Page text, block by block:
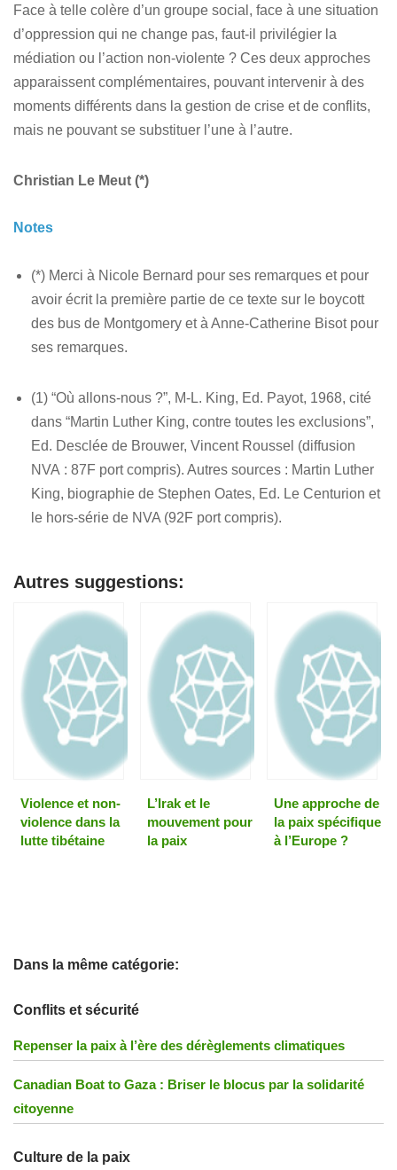
Face à telle colère d’un groupe social, face à une situation
d’oppression qui ne change pas, faut-il privilégier la
médiation ou l’action non-violente ? Ces deux approches
apparaissent complémentaires, pouvant intervenir à des
moments différents dans la gestion de crise et de conflits,
mais ne pouvant se substituer l’une à l’autre.
Christian Le Meut (*)
Notes
(*) Merci à Nicole Bernard pour ses remarques et pour
avoir écrit la première partie de ce texte sur le boycott
des bus de Montgomery et à Anne-Catherine Bisot pour
ses remarques.
(1) “Où allons-nous ?”, M-L. King, Ed. Payot, 1968, cité
dans “Martin Luther King, contre toutes les exclusions”,
Ed. Desclée de Brouwer, Vincent Roussel (diffusion
NVA : 87F port compris). Autres sources : Martin Luther
King, biographie de Stephen Oates, Ed. Le Centurion et
le hors-série de NVA (92F port compris).
Autres suggestions:
Violence et non-
violence dans la
lutte tibétaine
L’Irak et le
mouvement pour
la paix
Une approche de
la paix spécifique
à l’Europe ?
Dans la même catégorie:
Conflits et sécurité
Repenser la paix à l’ère des dérèglements climatiques
Canadian Boat to Gaza : Briser le blocus par la solidarité
citoyenne
Culture de la paix